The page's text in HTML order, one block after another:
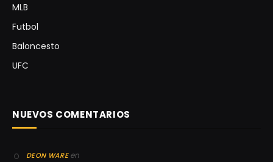
MLB
Futbol
Baloncesto
UFC
NUEVOS COMENTARIOS
DEON WAREen